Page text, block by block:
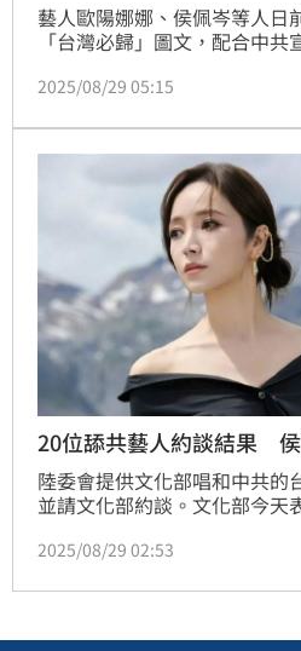
藝人歐陽娜娜、侯佩岑等人日
「台灣必歸」圖文，配合中
調查了23名藝人，已經完成告
「我相信下一次大家都會有拒
的，如果再有，那就一定要動
2025/08/29 05:15
20位舔共藝人約談結果
陸委會提供文化部唱和中共的
並請文化部約談。文化部今天
文有違法的可能；部長李遠發
灣人。而這些名單包括侯佩岑
2025/08/29 02:53